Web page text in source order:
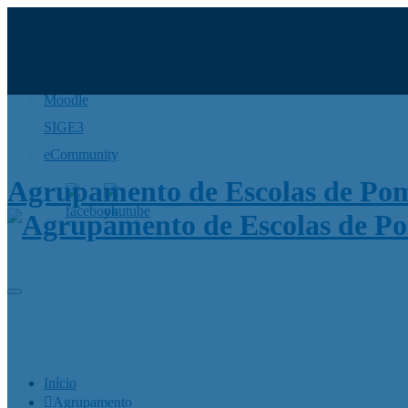
Moodle
SIGE3
eCommunity
Agrupamento de Escolas de
Início
Agrupamento